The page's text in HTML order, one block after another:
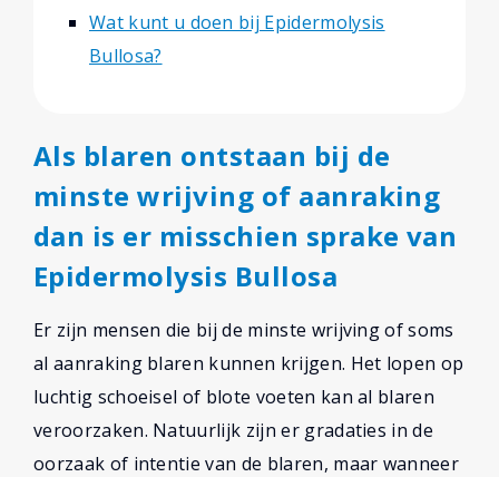
Wat kunt u doen bij Epidermolysis
Bullosa?
Als blaren ontstaan bij de
minste wrijving of aanraking
dan is er misschien sprake van
Epidermolysis Bullosa
Er zijn mensen die bij de minste wrijving of soms
al aanraking blaren kunnen krijgen. Het lopen op
luchtig schoeisel of blote voeten kan al blaren
veroorzaken. Natuurlijk zijn er gradaties in de
oorzaak of intentie van de blaren, maar wanneer